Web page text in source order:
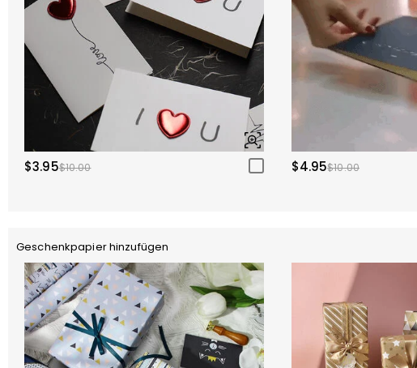
$3.95$10.00 $4.95$10.00
Geschenkpapier hinzufügen